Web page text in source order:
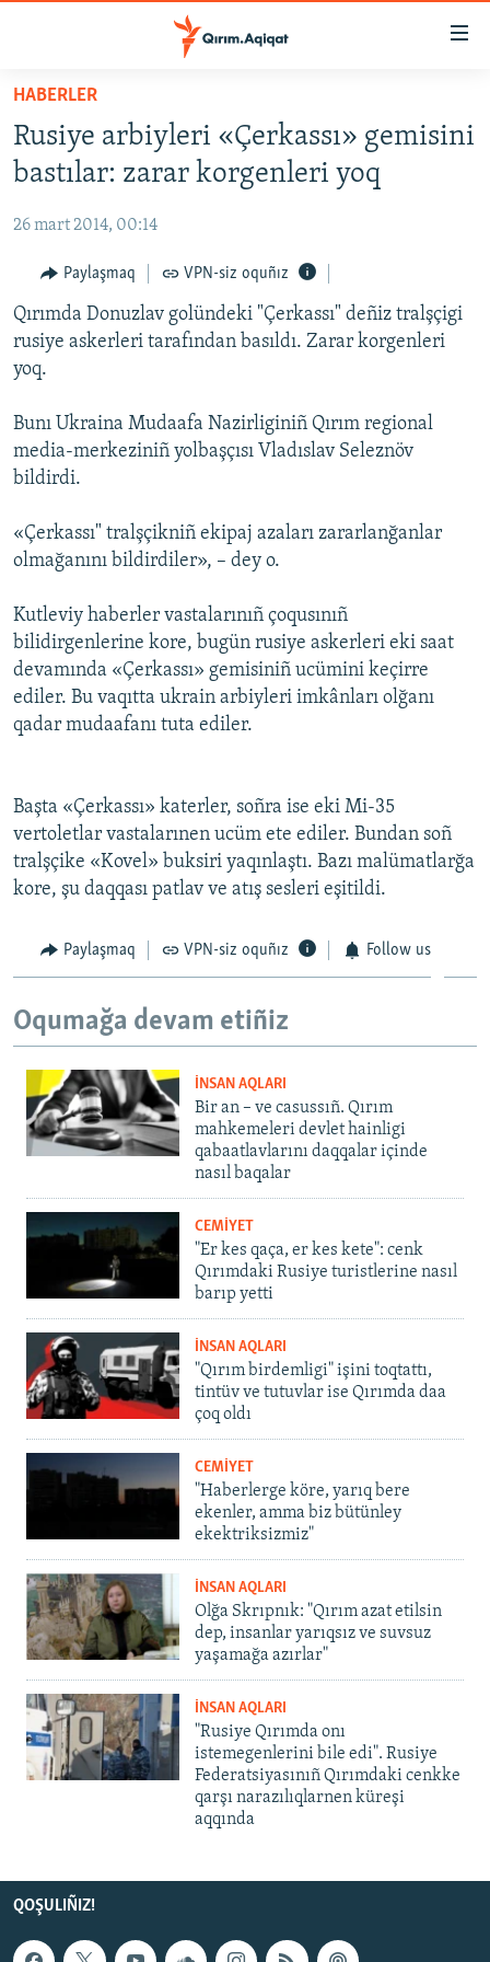
Esas
qaytmaq
Baş
qaytmaq
qaytmaq
SİYASET
CEMİYET
MEDENİYET
İNSAN AQLARI
VİDEO
BLOGLAR
FİKİR
Русский
Українською
QOŞULIÑIZ!
RFE/RS bütün saytları
HABERLER
Rusiye arbiyleri «Çerkassı» gemisini
bastılar: zarar korgenleri yoq
26 mart 2014, 00:14
Paylaşmaq VPN-siz oquñız
Qırımda Donuzlav golündeki "Çerkassı" deñiz tralşçigi
rusiye askerleri tarafından basıldı. Zarar korgenleri
yoq.
Bunı Ukraina Mudaafa Nazirliginiñ Qırım regional
media-merkeziniñ yolbaşçısı Vladıslav Seleznöv
bildirdi.
«Çerkassı" tralşçikniñ ekipaj azaları zararlanğanlar
olmağanını bildirdiler», – dey o.
Kutleviy haberler vastalarınıñ çoqusınıñ
bilidirgenlerine kore, bugün rusiye askerleri eki saat
devamında «Çerkassı» gemisiniñ ucümini keçirre
ediler. Bu vaqıtta ukrain arbiyleri imkânları olğanı
qadar mudaafanı tuta ediler.
Başta «Çerkassı» katerler, soñra ise eki Mi-35
vertoletlar vastalarınen ucüm ete ediler. Bundan soñ
tralşçike «Kovel» buksiri yaqınlaştı. Bazı malümatlarğa
kore, şu daqqası patlav ve atış sesleri eşitildi.
Paylaşmaq VPN-siz oquñız Follow us
Oqumağa devam etiñiz
İNSAN AQLARI
Bir an – ve casussıñ. Qırım
mahkemeleri devlet hainligi
qabaatlavlarını daqqalar içinde
nasıl baqalar
CEMİYET
"Er kes qaça, er kes kete": cenk
Qırımdaki Rusiye turistlerine nasıl
barıp yetti
İNSAN AQLARI
"Qırım birdemligi" işini toqtattı,
tintüv ve tutuvlar ise Qırımda daa
çoq oldı
CEMİYET
"Haberlerge köre, yarıq bere
ekenler, amma biz bütünley
ekektriksizmiz"
İNSAN AQLARI
Olğa Skrıpnık: "Qırım azat etilsin
dep, insanlar yarıqsız ve suvsuz
yaşamağa azırlar"
İNSAN AQLARI
"Rusiye Qırımda onı
istemegenlerini bile edi". Rusiye
Federatsiyasınıñ Qırımdaki cenkke
qarşı narazılıqlarnen küreşi
aqqında
QOŞULIÑIZ!